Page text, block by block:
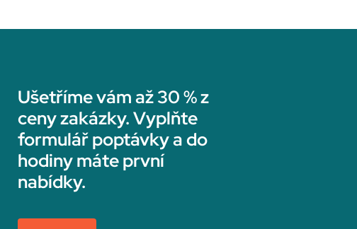
Ušetříme vám až 30 % z
ceny zakázky. Vyplňte
formulář poptávky a do
hodiny máte první
nabídky.